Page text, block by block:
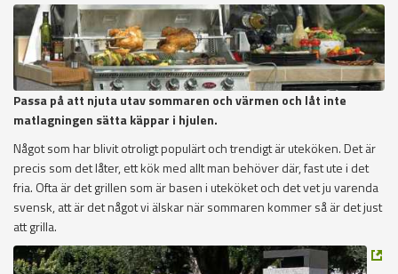
Passa på att njuta utav sommaren och värmen och låt inte
matlagningen sätta käppar i hjulen.
Något som har blivit otroligt populärt och trendigt är uteköken. Det är
precis som det låter, ett kök med allt man behöver där, fast ute i det
fria. Ofta är det grillen som är basen i uteköket och det vet ju varenda
svensk, att är det något vi älskar när sommaren kommer så är det just
att grilla.